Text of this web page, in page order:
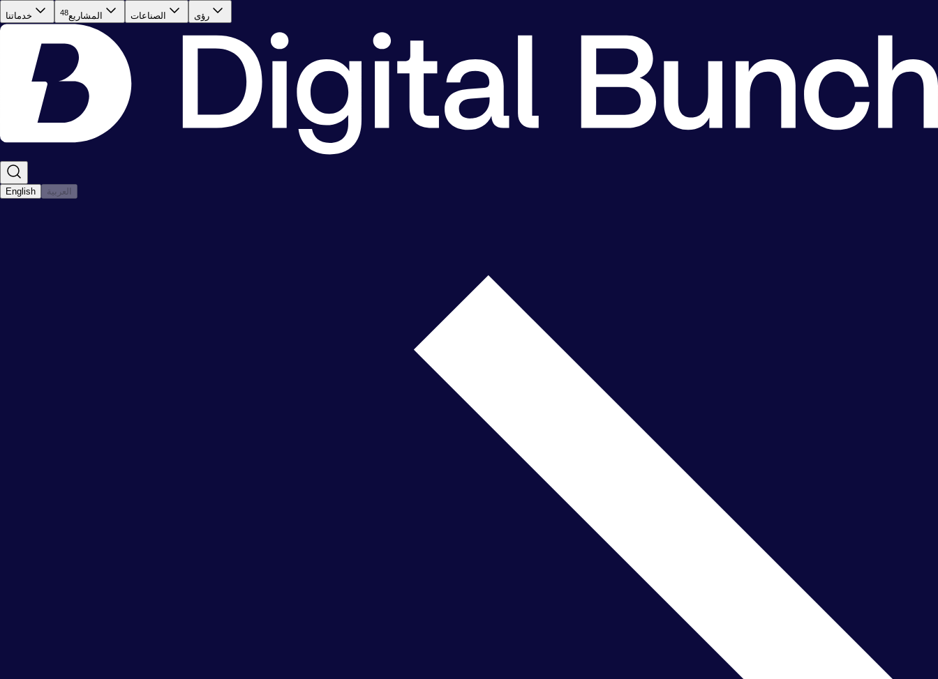
خدماتنا المشاريع48 الصناعات رؤى
English العربية